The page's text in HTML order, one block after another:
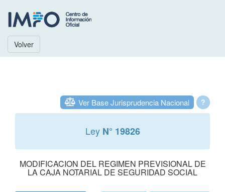
Volver
?
Ver Base Jurisprudencia Nacional
Ley N° 19826
MODIFICACION DEL REGIMEN PREVISIONAL DE
LA CAJA NOTARIAL DE SEGURIDAD SOCIAL